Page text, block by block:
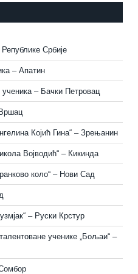
Србије
– Апатин
ученика – Бачки Петровац
Којић Гина“ – Зрењанин
Војводић“ – Кикинда
коло“ – Нови Сад
– Руски Крстур
ученике „Бољаи“ –